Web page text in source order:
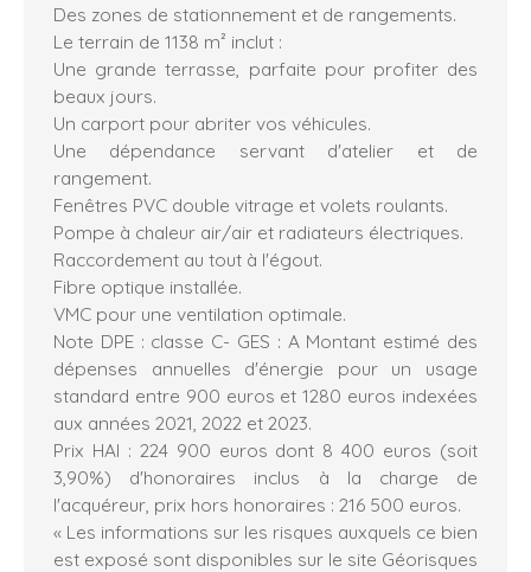
Des zones de stationnement et de rangements.
Le terrain de 1138 m² inclut :
Une grande terrasse, parfaite pour profiter des
beaux jours.
Un carport pour abriter vos véhicules.
Une dépendance servant d'atelier et de
rangement.
Fenêtres PVC double vitrage et volets roulants.
Pompe à chaleur air/air et radiateurs électriques.
Raccordement au tout à l'égout.
Fibre optique installée.
VMC pour une ventilation optimale.
Note DPE : classe C- GES : A Montant estimé des
dépenses annuelles d'énergie pour un usage
standard entre 900 euros et 1280 euros indexées
aux années 2021, 2022 et 2023.
Prix HAI : 224 900 euros dont 8 400 euros (soit
3,90%) d'honoraires inclus à la charge de
l'acquéreur, prix hors honoraires : 216 500 euros.
« Les informations sur les risques auxquels ce bien
est exposé sont disponibles sur le site Géorisques